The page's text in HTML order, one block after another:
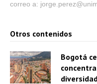
correo a:
Otros contenidos
Bogotá